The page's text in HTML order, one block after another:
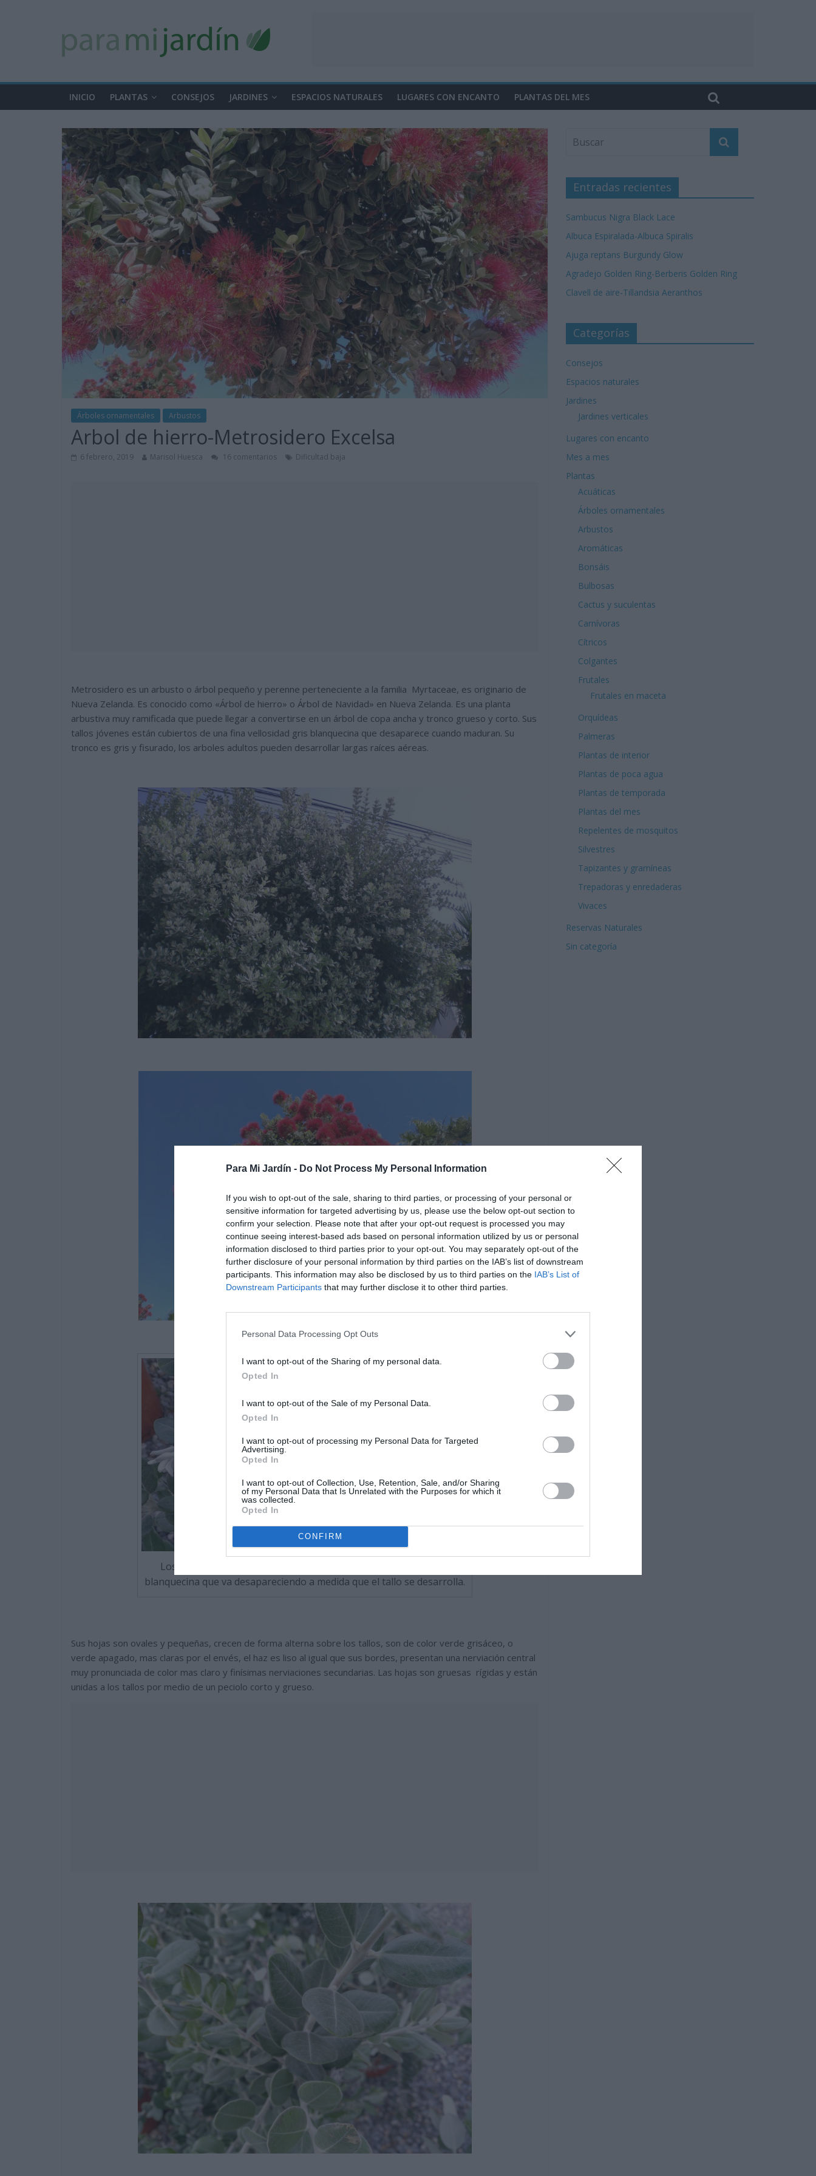
Para Mi Jardín - Do Not Process My Personal Information
If you wish to opt-out of the sale, sharing to third parties, or processing of your personal or
sensitive information for targeted advertising by us, please use the below opt-out section to
confirm your selection. Please note that after your opt-out request is processed you may
continue seeing interest-based ads based on personal information utilized by us or personal
information disclosed to third parties prior to your opt-out. You may separately opt-out of the
further disclosure of your personal information by third parties on the IAB’s list of downstream
participants. This information may also be disclosed by us to third parties on the IAB’s List of
Downstream Participants that may further disclose it to other third parties.
Personal Data Processing Opt Outs
I want to opt-out of the Sharing of my personal data.
Opted In
I want to opt-out of the Sale of my Personal Data.
Opted In
I want to opt-out of processing my Personal Data for Targeted
Advertising.
Opted In
I want to opt-out of Collection, Use, Retention, Sale, and/or Sharing
of my Personal Data that Is Unrelated with the Purposes for which it
was collected.
Opted In
CONFIRM
INICIO PLANTAS CONSEJOS JARDINES ESPACIOS NATURALES LUGARES CON ENCANTO PLANTAS DEL MES
Árboles ornamentales Arbustos
Arbol de hierro-Metrosidero Excelsa
6 febrero, 2019 Marisol Huesca 16 comentarios Dificultad baja
Metrosidero es un arbusto o árbol pequeño y perenne perteneciente a la familia Myrtaceae, es originario de
Nueva Zelanda. Es conocido como «Árbol de hierro» o Árbol de Navidad» en Nueva Zelanda. Es una planta
arbustiva muy ramificada que puede llegar a convertirse en un árbol de copa ancha y tronco grueso y corto. Sus
tallos jóvenes están cubiertos de una fina vellosidad gris blanquecina que desaparece cuando maduran. Su
tronco es gris y fisurado, los arboles adultos pueden desarrollar largas raíces aéreas.
Los tallos y hojas jóvenes están cubiertas de una fina vellosidad
blanquecina que va desapareciendo a medida que el tallo se desarrolla.
Sus hojas son ovales y pequeñas, crecen de forma alterna sobre los tallos, son de color verde grisáceo, o
verde apagado, mas claras por el envés, el haz es liso al igual que sus bordes, presentan una nerviación central
muy pronunciada de color mas claro y finísimas nerviaciones secundarias. Las hojas son gruesas rígidas y están
unidas a los tallos por medio de un peciolo corto y grueso.
Entradas recientes
Sambucus Nigra Black Lace
Albuca Espiralada-Albuca Spiralis
Ajuga reptans Burgundy Glow
Agradejo Golden Ring-Berberis Golden Ring
Clavell de aire-Tillandsia Aeranthos
Categorías
Consejos
Espacios naturales
Jardines
Jardines verticales
Lugares con encanto
Mes a mes
Plantas
Acuáticas
Árboles ornamentales
Arbustos
Aromáticas
Bonsáis
Bulbosas
Cactus y suculentas
Carnívoras
Cítricos
Colgantes
Frutales
Frutales en maceta
Orquídeas
Palmeras
Plantas de interior
Plantas de poca agua
Plantas de temporada
Plantas del mes
Repelentes de mosquitos
Silvestres
Tapizantes y gramíneas
Trepadoras y enredaderas
Vivaces
Reservas Naturales
Sin categoría